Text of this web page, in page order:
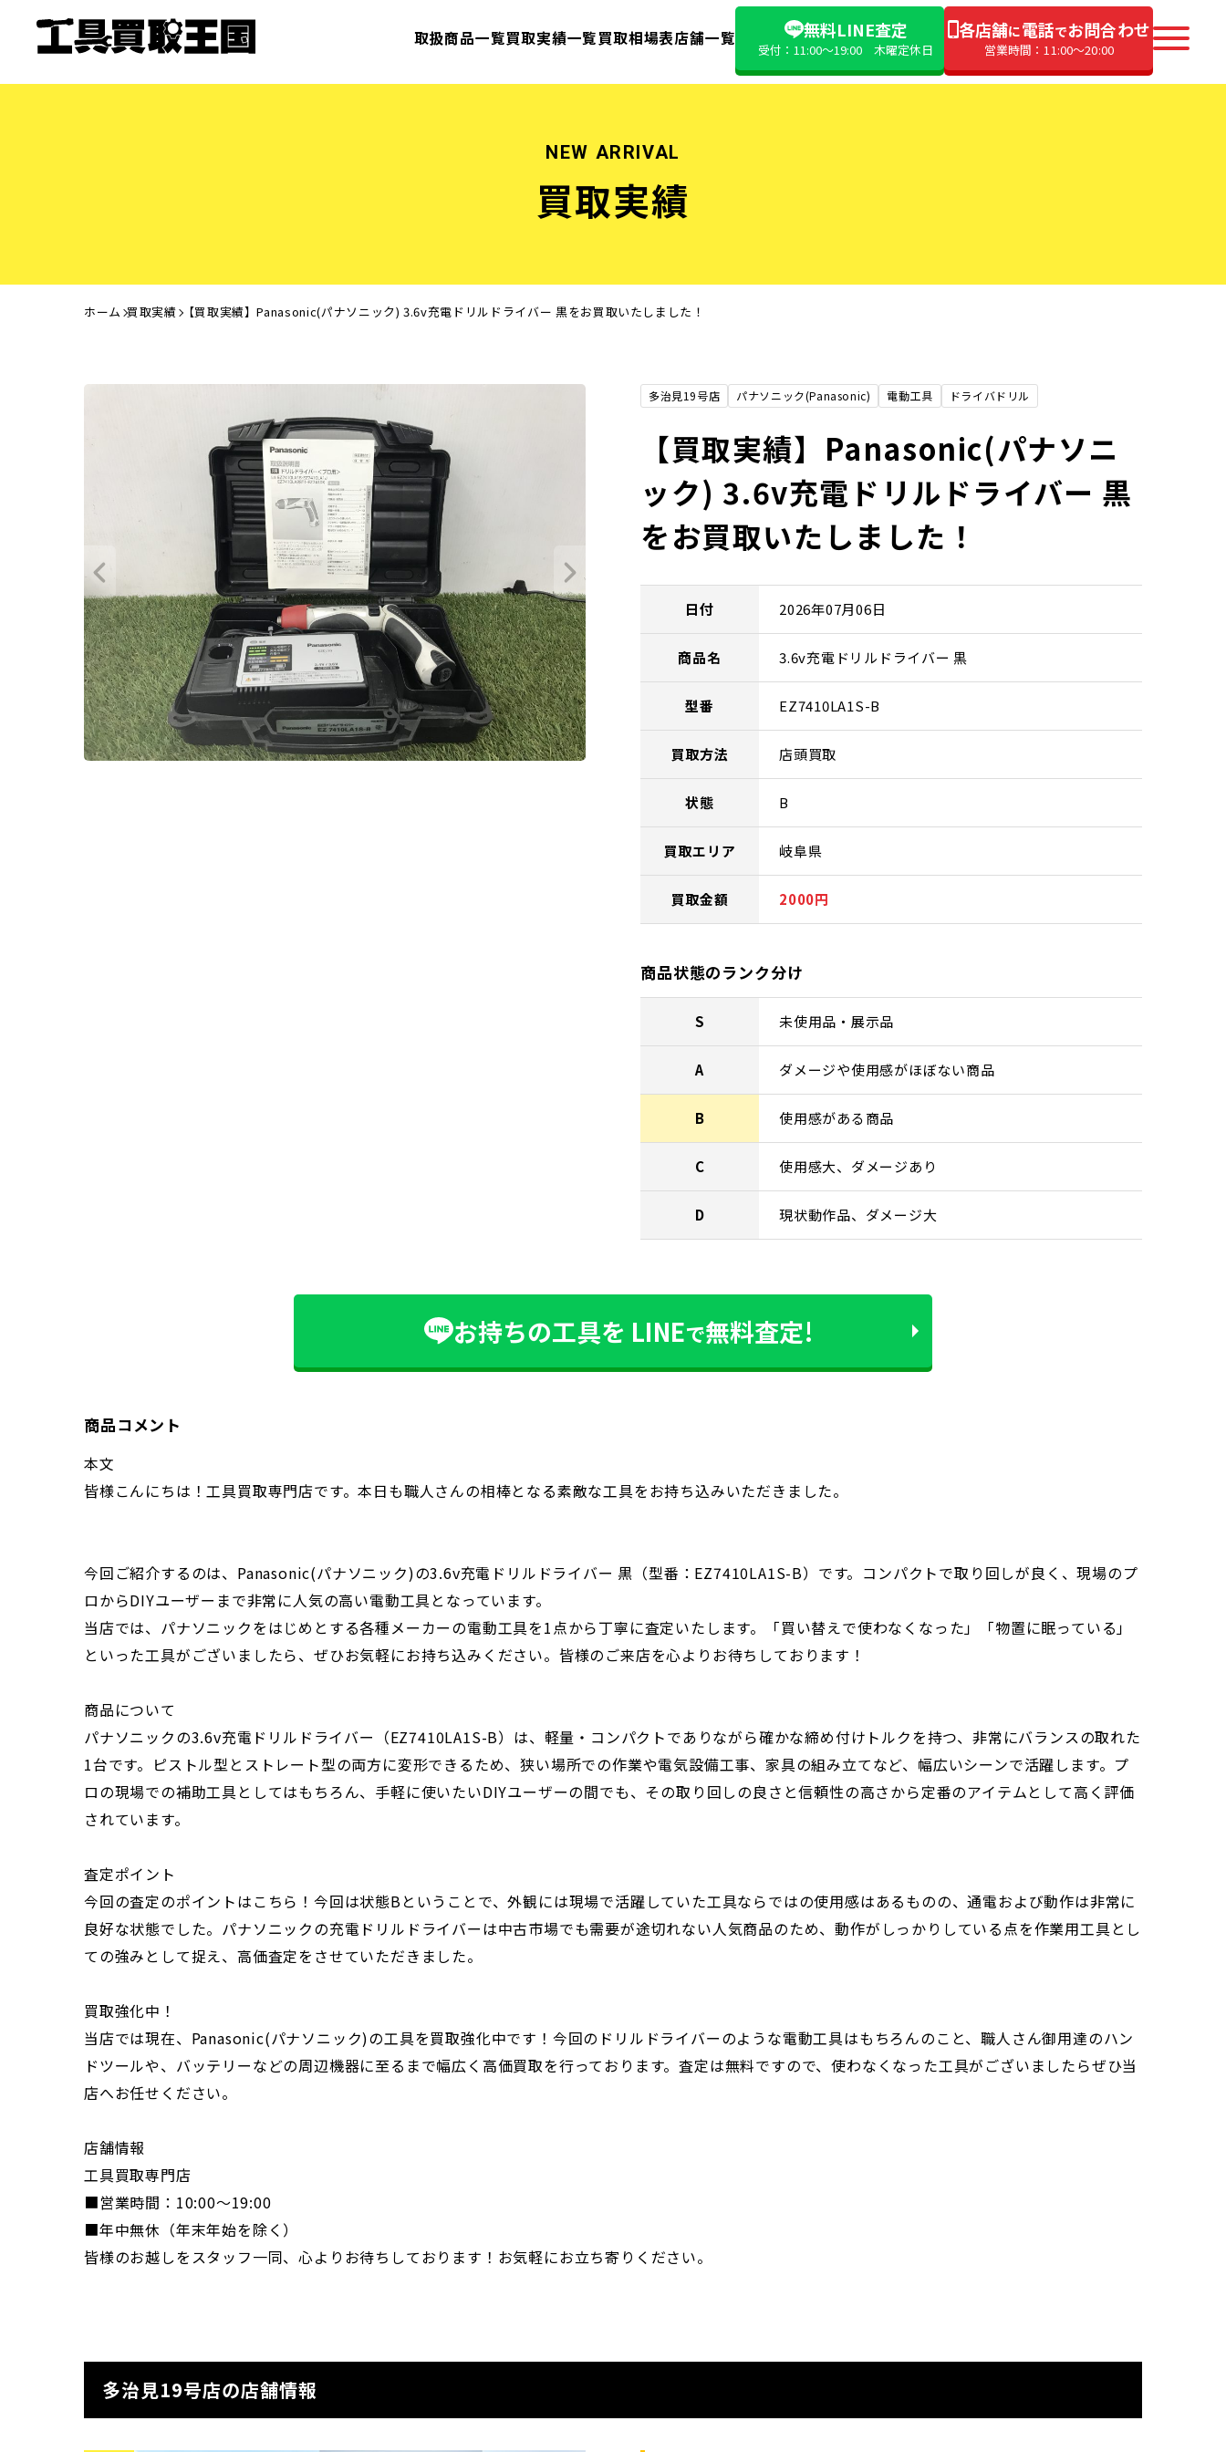
取扱商品一覧買取実績一覧買取相場表店舗一覧 無料LINE査定
受付：11:00〜19:00 木曜定休日
各店舗に電話でお問合わせ
営業時間：11:00〜20:00
NEW ARRIVAL
買取実績
ホーム 買取実績 【買取実績】Panasonic(パナソニック) 3.6v充電ドリルドライバー 黒をお買取いたしました！
多治見19号店 パナソニック(Panasonic) 電動工具 ドライバドリル
【買取実績】Panasonic(パナソニ
ック) 3.6v充電ドリルドライバー 黒
をお買取いたしました！
日付 2026年07月06日
商品名 3.6v充電ドリルドライバー 黒
型番 EZ7410LA1S-B
買取方法 店頭買取
状態 B
買取エリア 岐阜県
買取金額 2000円
商品状態のランク分け
S 未使用品・展示品
A ダメージや使用感がほぼない商品
B 使用感がある商品
C 使用感大、ダメージあり
D 現状動作品、ダメージ大
お持ちの工具を LINEで無料査定!
商品コメント
本文
皆様こんにちは！工具買取専門店です。本日も職人さんの相棒となる素敵な工具をお持ち込みいただきました。
今回ご紹介するのは、Panasonic(パナソニック)の3.6v充電ドリルドライバー 黒（型番：EZ7410LA1S-B）です。コンパクトで取り回しが良く、現場のプ
ロからDIYユーザーまで非常に人気の高い電動工具となっています。
当店では、パナソニックをはじめとする各種メーカーの電動工具を1点から丁寧に査定いたします。「買い替えで使わなくなった」「物置に眠っている」
といった工具がございましたら、ぜひお気軽にお持ち込みください。皆様のご来店を心よりお待ちしております！
商品について
パナソニックの3.6v充電ドリルドライバー（EZ7410LA1S-B）は、軽量・コンパクトでありながら確かな締め付けトルクを持つ、非常にバランスの取れた
1台です。ピストル型とストレート型の両方に変形できるため、狭い場所での作業や電気設備工事、家具の組み立てなど、幅広いシーンで活躍します。プ
ロの現場での補助工具としてはもちろん、手軽に使いたいDIYユーザーの間でも、その取り回しの良さと信頼性の高さから定番のアイテムとして高く評価
されています。
査定ポイント
今回の査定のポイントはこちら！今回は状態Bということで、外観には現場で活躍していた工具ならではの使用感はあるものの、通電および動作は非常に
良好な状態でした。パナソニックの充電ドリルドライバーは中古市場でも需要が途切れない人気商品のため、動作がしっかりしている点を作業用工具とし
ての強みとして捉え、高価査定をさせていただきました。
買取強化中！
当店では現在、Panasonic(パナソニック)の工具を買取強化中です！今回のドリルドライバーのような電動工具はもちろんのこと、職人さん御用達のハン
ドツールや、バッテリーなどの周辺機器に至るまで幅広く高価買取を行っております。査定は無料ですので、使わなくなった工具がございましたらぜひ当
店へお任せください。
店舗情報
工具買取専門店
■営業時間：10:00～19:00
■年中無休（年末年始を除く）
皆様のお越しをスタッフ一同、心よりお待ちしております！お気軽にお立ち寄りください。
多治見19号店の店舗情報